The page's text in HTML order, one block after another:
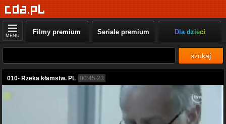
MENU Filmy premium Seriale premium Dla dzieci
szukaj
010- Rzeka kłamstw. PL 00:45:23